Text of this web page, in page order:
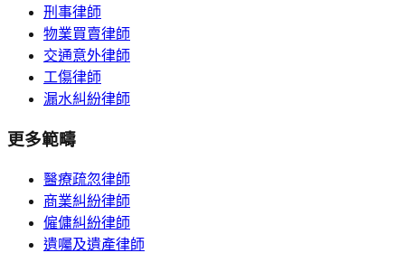
刑事律師
物業買賣律師
交通意外律師
工傷律師
漏水糾紛律師
更多範疇
醫療疏忽律師
商業糾紛律師
僱傭糾紛律師
遺囑及遺產律師